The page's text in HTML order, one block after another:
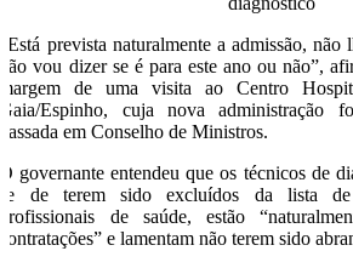
“Está prevista naturalmente a admissão, não
não vou dizer se é para este ano ou não”,
margem de uma visita ao Centro
Gaia/Espinho, cuja nova administração
passada em Conselho de Ministros.
O governante entendeu que os técnicos de
se de terem sido excluídos da lista de
profissionais de saúde, estão
contratações” e lamentam não terem sido